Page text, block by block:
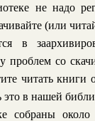
не надо
(или
в
проблем со
читать книги
это в нашей
собраны